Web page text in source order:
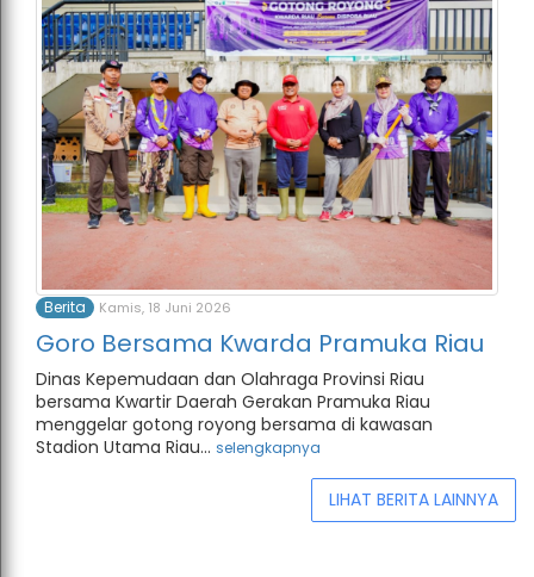
Berita Kamis, 18 Juni 2026
Goro Bersama Kwarda Pramuka Riau
Dinas Kepemudaan dan Olahraga Provinsi Riau
bersama Kwartir Daerah Gerakan Pramuka Riau
menggelar gotong royong bersama di kawasan
Stadion Utama Riau... selengkapnya
LIHAT BERITA LAINNYA